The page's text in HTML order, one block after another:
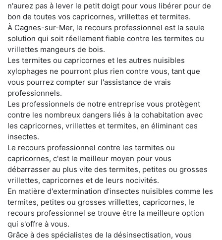
n'aurez pas à lever le petit doigt pour vous libérer pour de
bon de toutes vos capricornes, vrillettes et termites.
À Cagnes-sur-Mer, le recours professionnel est la seule
solution qui soit réellement fiable contre les termites ou
vrillettes mangeurs de bois.
Les termites ou capricornes et les autres nuisibles
xylophages ne pourront plus rien contre vous, tant que
vous pourrez compter sur l'assistance de vrais
professionnels.
Les professionnels de notre entreprise vous protègent
contre les nombreux dangers liés à la cohabitation avec
les capricornes, vrillettes et termites, en éliminant ces
insectes.
Le recours professionnel contre les termites ou
capricornes, c'est le meilleur moyen pour vous
débarrasser au plus vite des termites, petites ou grosses
vrillettes, capricornes et de leurs nocivités.
En matière d'extermination d'insectes nuisibles comme les
termites, petites ou grosses vrillettes, capricornes, le
recours professionnel se trouve être la meilleure option
qui s'offre à vous.
Grâce à des spécialistes de la désinsectisation, vous